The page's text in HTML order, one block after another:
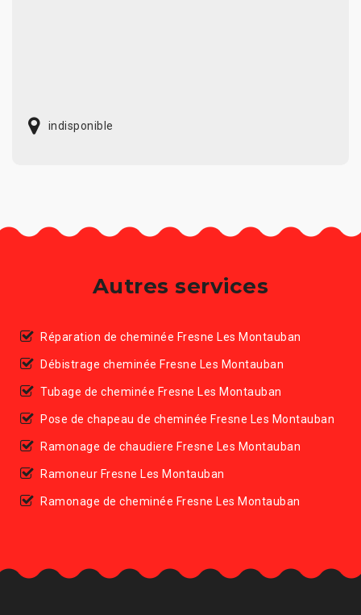
indisponible
Autres services
Réparation de cheminée Fresne Les Montauban
Débistrage cheminée Fresne Les Montauban
Tubage de cheminée Fresne Les Montauban
Pose de chapeau de cheminée Fresne Les Montauban
Ramonage de chaudiere Fresne Les Montauban
Ramoneur Fresne Les Montauban
Ramonage de cheminée Fresne Les Montauban